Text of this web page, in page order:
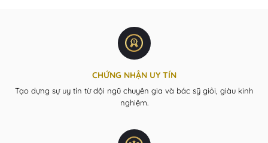
CHỨNG NHẬN UY TÍN
Tạo dựng sự uy tín từ đội ngũ chuyên gia và bác sỹ giỏi, giàu kinh
nghiệm.